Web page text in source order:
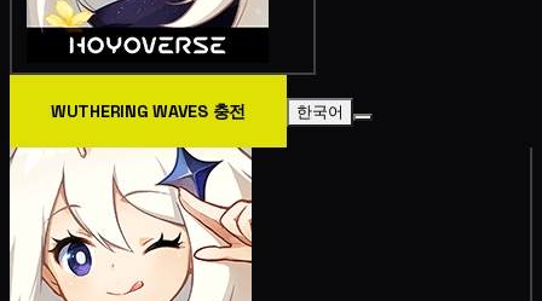
WUTHERING WAVES 충전 한국어